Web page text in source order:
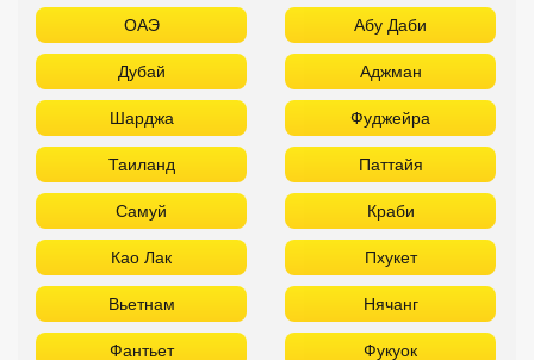
ОАЭ Абу Даби
Дубай Аджман
Шарджа Фуджейра
Таиланд Паттайя
Самуй Краби
Као Лак Пхукет
Вьетнам Нячанг
Фантьет Фукуок